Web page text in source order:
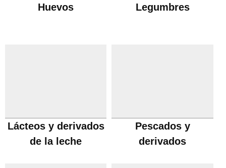
Huevos Legumbres
Lácteos y derivados
de la leche
Pescados y
derivados